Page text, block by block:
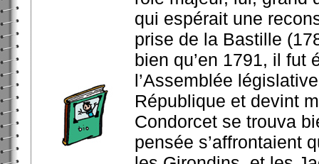
qui espérait une
prise de la Bastille
bien qu’en 1791, il fut
l’Assemblée
République et devint
Condorcet se trouva
pensée s’affrontaient